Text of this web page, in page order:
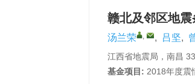
赣北及邻区地
汤兰荣 , , 吕坚,
江西省地震局，南昌
基金项目: 2018年度震